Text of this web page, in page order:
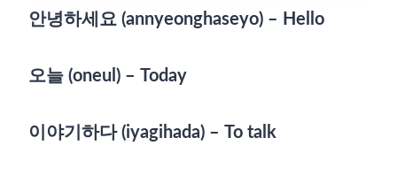
안녕하세요 (annyeonghaseyo) – Hello
오늘 (oneul) – Today
이야기하다 (iyagihada) – To talk